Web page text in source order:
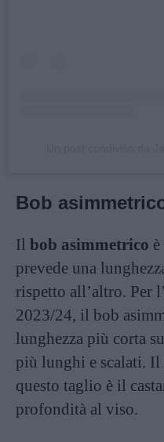
Bob
Il bob asimmetrico
prevede una
rispetto all’altro. Per
2023/24, il bob
lunghezza più corta
più lunghi e scalati. Il
questo taglio è il
profondità al viso.